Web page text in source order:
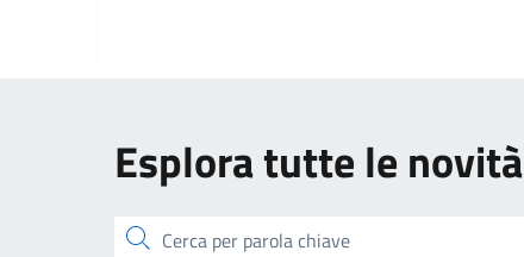
Esplora tutte le novità
Cerca